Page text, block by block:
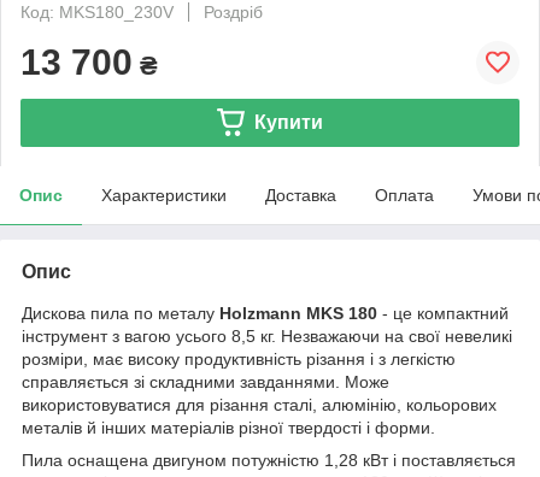
Код: MKS180_230V
Роздріб
13 700 ₴
Купити
Опис Характеристики Доставка Оплата Умови
Опис
Дискова пила по металу Holzmann MKS 180 - це компактний
інструмент з вагою усього 8,5 кг. Незважаючи на свої невеликі
розміри, має високу продуктивність різання і з легкістю
справляється зі складними завданнями. Може
використовуватися для різання сталі, алюмінію, кольорових
металів й інших матеріалів різної твердості і форми.
Пила оснащена двигуном потужністю 1,28 кВт і поставляється